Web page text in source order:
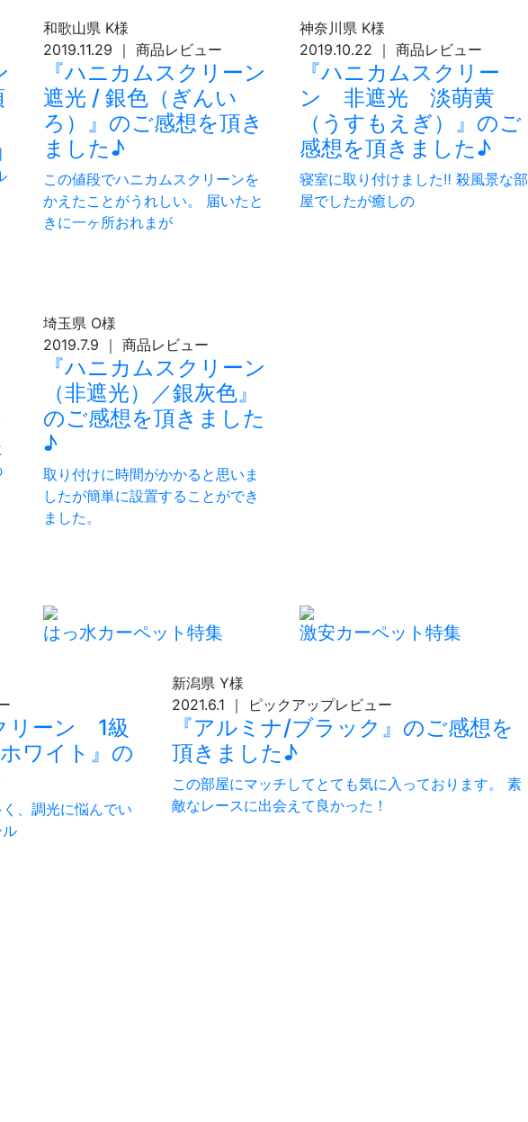
和歌山県 K様
2019.11.29
｜ 商品レビュー
『ハニカムスクリーン
遮光 / 銀色（ぎんい
ろ）』のご感想を頂き
ました♪
この値段でハニカムスクリーンを
かえたことがうれしい。 届いたと
きに一ヶ所おれまが
神奈川県 K様
2019.10.22
｜ 商品レビュー
『ハニカムスクリー
ン 非遮光 淡萌黄
（うすもえぎ）』のご
感想を頂きました♪
寝室に取り付けました‼️ 殺風景な部
屋でしたが癒しの
埼玉県 O様
2019.7.9
｜ 商品レビュー
『ハニカムスクリーン
（非遮光）／銀灰色』
のご感想を頂きました
♪
取り付けに時間がかかると思いま
したが簡単に設置することができ
ました。
はっ水カーペット特集 激安カーペット特集
リーン 1級
ワイト』の
、調光に悩んでい
新潟県 Y様
2021.6.1
｜ ピックアップレビュー
『アルミナ/ブラック』のご感想を
頂きました♪
この部屋にマッチしてとても気に入っております。 素
敵なレースに出会えて良かった！